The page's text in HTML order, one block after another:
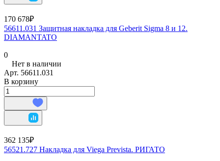
170 678₽
56611.031 Защитная накладка для Geberit Sigma 8 и 12.
DIAMANTATO
0
Нет в наличии
Арт. 56611.031
В корзину
362 135₽
56521.727 Накладка для Viega Prevista. РИГАТО